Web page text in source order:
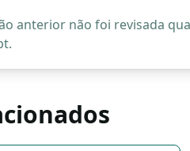
anterior não foi revisada